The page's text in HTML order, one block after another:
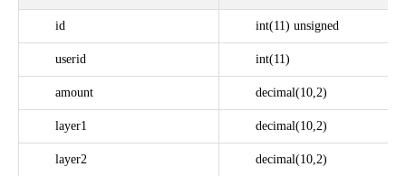
id int(11) unsigned
userid int(11)
amount decimal(10,2)
layer1 decimal(10,2)
layer2 decimal(10,2)